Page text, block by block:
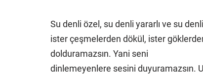
Su denli özel, su denli yararlı ve su
ister çeşmelerden dökül, ister
dolduramazsın. Yani seni
dinlemeyenlere sesini duyuramazsın.